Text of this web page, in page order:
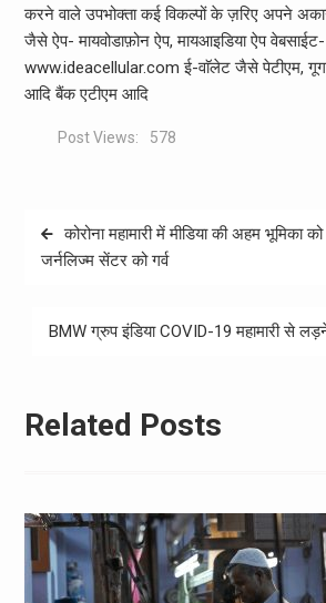
करने वाले उपभोक्ता कई विकल्पों के ज़रिए अपने
जैसे ऐप- मायवोडाफ़ोन ऐप, मायआइडिया ऐप
www.ideacellular.com ई-वाॅलेट जैसे पेटीएम,
आदि बैंक एटीएम आदि
Post Views: 578
Post
navigation
कोरोना महामारी में मीडिया की अहम
जर्नलिज्म सेंटर को गर्व
BMW ग्रुप इंडिया COVID-19 महामारी से
Related Posts